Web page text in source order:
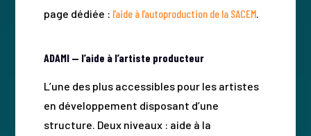
page dédiée : l’aide à l’autoproduction de la SACEM.
ADAMI — l’aide à l’artiste producteur
L’une des plus accessibles pour les artistes
en développement disposant d’une
structure. Deux niveaux : aide à la